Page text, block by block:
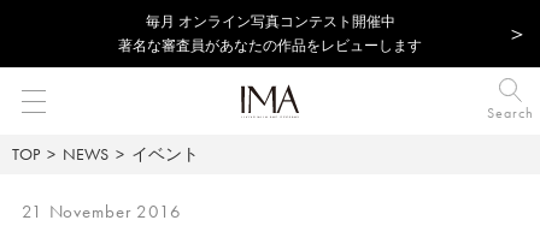
毎⽉ オンライン写真コンテスト開催中
著名な審査員があなたの作品をレビューします
Search
TOP NEWS イベント
21 November 2016